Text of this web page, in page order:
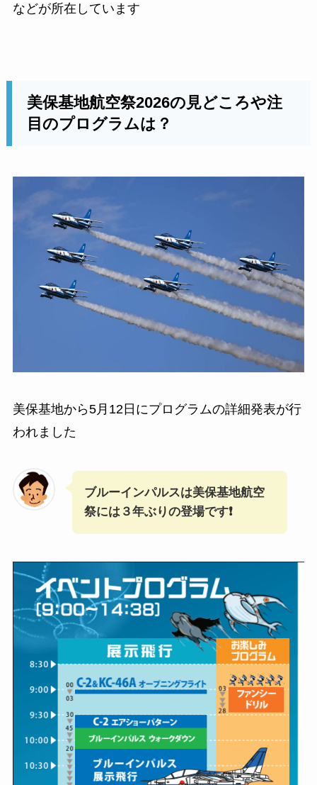
などが所在しています
美保基地航空祭2026の見どころや注
目のプログラムは？
美保基地から5月12日にプログラムの詳細発表が行
われました
ブルーインパルスは美保基地航空
祭には３年ぶりの登場です❗️